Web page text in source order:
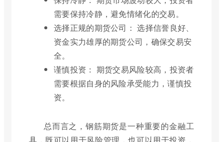
需要保持冷静，避免情绪化的交易。
选择正规的期货公司： 选择信誉良好、
资金实力雄厚的期货公司，确保交易安
全。
谨慎投资： 期货交易风险较高，投资者
需要根据自身的风险承受能力，谨慎投
资。
总而言之，钢筋期货是一种重要的金融工
具，既可以用于风险管理，也可以用于投资，